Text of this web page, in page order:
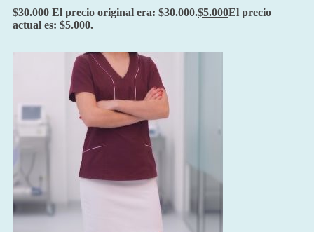
$30.000 El precio original era: $30.000.$5.000El precio
actual es: $5.000.